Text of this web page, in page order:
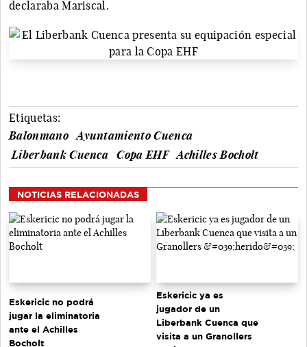
declaraba Mariscal.
Etiquetas:
Balonmano
Ayuntamiento Cuenca
Liberbank Cuenca
Copa EHF Achilles Bocholt
NOTICIAS RELACIONADAS
Eskericic no podrá
jugar la eliminatoria
ante el Achilles
Bocholt
Eskericic ya es
jugador de un
Liberbank Cuenca que
visita a un Granollers